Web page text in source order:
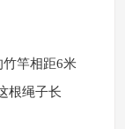
竿相距6米
根绳子长